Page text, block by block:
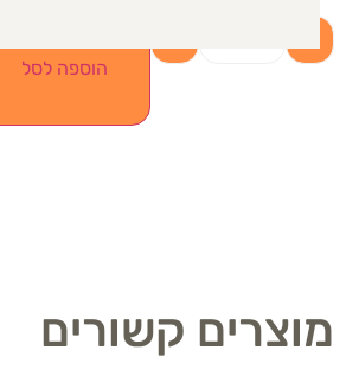
הוספה לסל
מוצרים קשורים